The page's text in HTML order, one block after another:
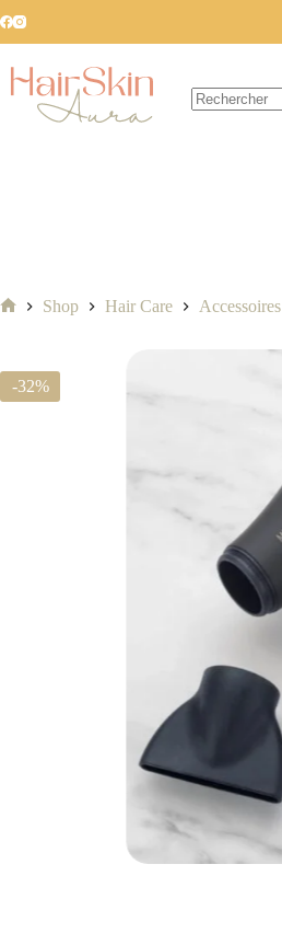
Shop Hair Care Accessoires
-32%